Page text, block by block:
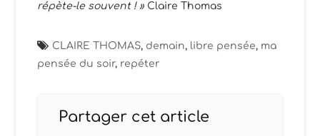
répète-le souvent ! » Claire Thomas
CLAIRE THOMAS, demain, libre pensée, ma
pensée du soir, repéter
Partager cet article